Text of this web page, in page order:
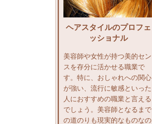
ヘアスタイルのプロフェ
ッショナル
美容師や女性が持つ美的セン
スを存分に活かせる職業で
す。特に、おしゃれへの関心
が強い、流行に敏感といった
人におすすめの職業と言える
でしょう。美容師となるまで
の道のりも現実的なものなの